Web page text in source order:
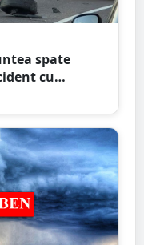
spate
cu
Mare